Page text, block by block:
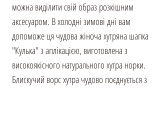
можна виділити свій образ розкішним
аксесуаром. В холодні зимові дні вам
допоможе ця чудова жіноча хутряна шапка
"Кулька" з аплікацією, виготовлена з
високоякісного натурального хутра норки.
Блискучий ворс хутра чудово поєднується з